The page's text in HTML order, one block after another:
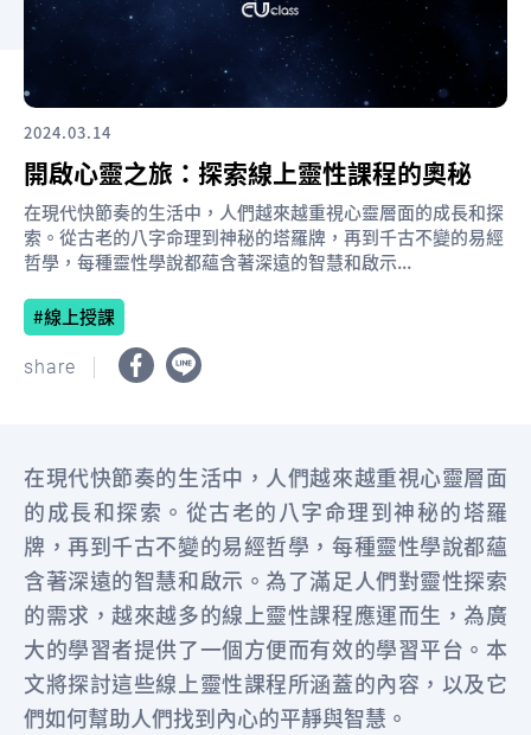
2024.03.14
開啟心靈之旅：探索線上靈性課程的奧秘
在現代快節奏的生活中，人們越來越重視心靈層面的成長和探
索。從古老的八字命理到神秘的塔羅牌，再到千古不變的易經
哲學，每種靈性學說都蘊含著深遠的智慧和啟示...
線上授課
share
在現代快節奏的生活中，人們越來越重視心靈層面
的成長和探索。從古老的八字命理到神秘的塔羅
牌，再到千古不變的易經哲學，每種靈性學說都蘊
含著深遠的智慧和啟示。為了滿足人們對靈性探索
的需求，越來越多的線上靈性課程應運而生，為廣
大的學習者提供了一個方便而有效的學習平台。本
文將探討這些線上靈性課程所涵蓋的內容，以及它
們如何幫助人們找到內心的平靜與智慧。